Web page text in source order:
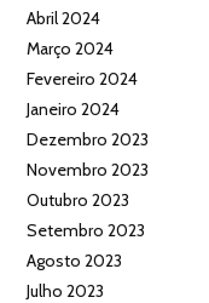
Abril 2024
Março 2024
Fevereiro 2024
Janeiro 2024
Dezembro 2023
Novembro 2023
Outubro 2023
Setembro 2023
Agosto 2023
Julho 2023